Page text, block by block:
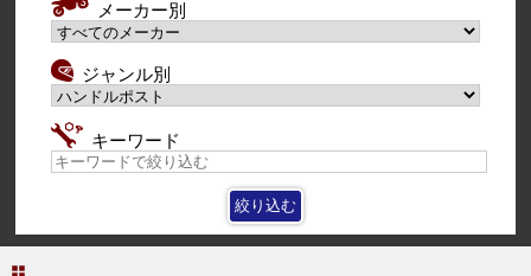
メーカー別
ジャンル別
キーワード